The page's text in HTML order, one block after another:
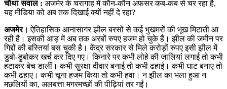
चौथा सवाल : अजमेर के चरागाह में कौन-कौन अफसर कब-कब से चर रहा है,
यह मीडिया को अब तक दिखाई क्यों नहीं दे रहा?
अजमेर। ऐतिहासिक आनासागर झील बरसों से कई भुखमरों की भूख मिटाती आ
रही है। इसकी आड़ में अब तक अरबों रुपए हजम हो चुके हैं। झील की जमीन पर
गिद्दों की बस्तियां बस चुकी है। केंद्र सरकार से मिले करोड़ों रुपए इसी झील में
डुबो-डुबोकर खर्च कर दिए गए। किनारे पर कभी लोहे की जालियां लगाई तो कभी
हटाकर बेच डालीं। कभी सुरक्षा दीवार बनाई तो कभी ढहाई। कभी घाट बनाए तो
कभी ढहाए। कभी चूना हजम किया तो कभी हवा। न झील का भला हुआ न
मछलियों का, अलबत्ता मगरमच्छों की पीढ़ियां तर गईं।